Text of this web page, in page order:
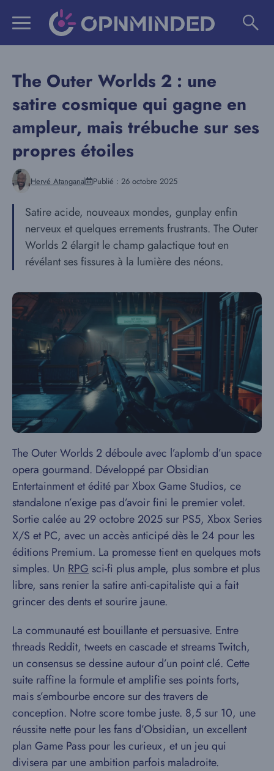
The Outer Worlds 2 : une
satire cosmique qui gagne en
ampleur, mais trébuche sur ses
propres étoiles
Hervé Atangana Publié : 26 octobre 2025
Satire acide, nouveaux mondes, gunplay enfin
nerveux et quelques errements frustrants. The Outer
Worlds 2 élargit le champ galactique tout en
révélant ses fissures à la lumière des néons.
The Outer Worlds 2 déboule avec l’aplomb d’un space
opera gourmand. Développé par Obsidian
Entertainment et édité par Xbox Game Studios, ce
standalone n’exige pas d’avoir fini le premier volet.
Sortie calée au 29 octobre 2025 sur PS5, Xbox Series
X/S et PC, avec un accès anticipé dès le 24 pour les
éditions Premium. La promesse tient en quelques mots
simples. Un RPG sci-fi plus ample, plus sombre et plus
libre, sans renier la satire anti-capitaliste qui a fait
grincer des dents et sourire jaune.
La communauté est bouillante et persuasive. Entre
threads Reddit, tweets en cascade et streams Twitch,
un consensus se dessine autour d’un point clé. Cette
suite raffine la formule et amplifie ses points forts,
mais s’embourbe encore sur des travers de
conception. Notre score tombe juste. 8,5 sur 10, une
réussite nette pour les fans d’Obsidian, un excellent
plan Game Pass pour les curieux, et un jeu qui
divisera par une ambition parfois maladroite.